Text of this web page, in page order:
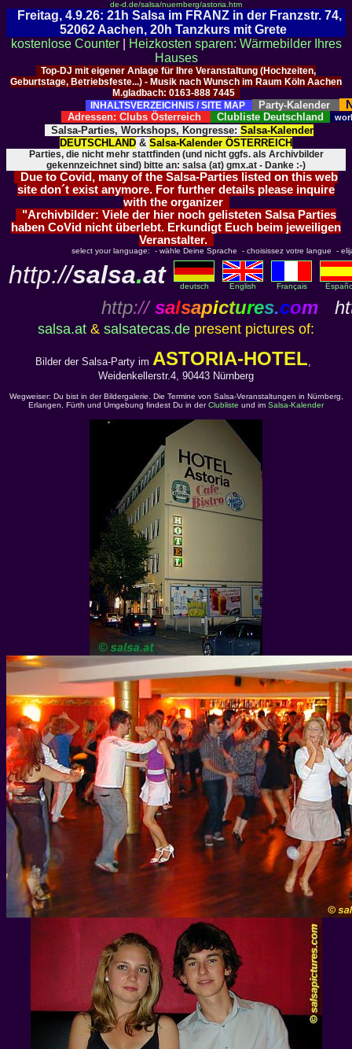
de-d.de/salsa/nuernberg/astoria.htm
Freitag, 4.9.26: 21h Salsa im FRANZ in der Franzstr. 74,
52062 Aachen, 20h Tanzkurs mit Grete
kostenlose Counter|
Heizkosten sparen: Wärmebilder Ihres
Hauses
Top-DJ mit eigener Anlage für Ihre Veranstaltung (Hochzeiten,
Geburtstage, Betriebsfeste...) - Musik nach Wunsch im Raum Köln Aachen
M.gladbach: 0163-888 7445
INHALTSVERZEICHNIS / SITE MAP
Party-Kalender
Adressen: Clubs Österreich Clubliste Deutschland
Salsa-Parties, Workshops, Kongresse: Salsa-Kalender
DEUTSCHLAND & Salsa-Kalender ÖSTERREICH
Parties, die nicht mehr stattfinden (und nicht ggfs. als Archivbilder
gekennzeichnet sind) bitte an: salsa (at) gmx.at - Danke :-)
Due to Covid, many of the Salsa-Parties listed on this web
site don´t exist anymore. For further details please inquire
with the organizer
"Archivbilder: Viele der hier noch gelisteten Salsa Parties
haben CoVid nicht überlebt. Erkundigt Euch beim jeweiligen
Veranstalter.
select your language: - wähle Deine Sprache - choisissez votre langue -
http://salsa.at deutsch English Français
http:// salsapictures.com
salsa.at & salsatecas.de present pictures of:
Bilder der Salsa-Party im ASTORIA-HOTEL,
Weidenkellerstr.4, 90443 Nürnberg
Wegweiser: Du bist in der Bildergalerie. Die Termine von Salsa-Veranstaltungen in Nürnberg,
Erlangen, Fürth und Umgebung findest Du in derClubliste und im Salsa-Kalender